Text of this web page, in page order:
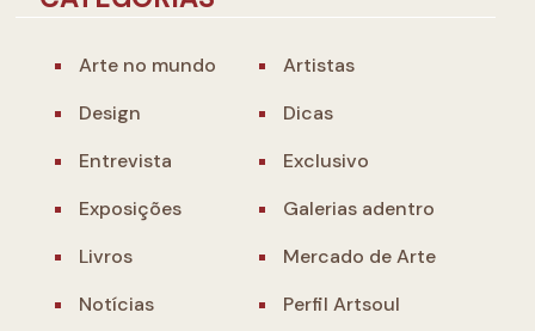
Arte no mundo
Artistas
Design
Dicas
Entrevista
Exclusivo
Exposições
Galerias adentro
Livros
Mercado de Arte
Notícias
Perfil Artsoul